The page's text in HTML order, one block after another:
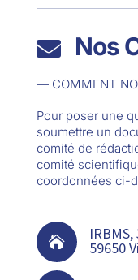
 Nos
— COMMENT
Pour poser une
soumettre un
comité de
comité
coordonnées ci-
 59650